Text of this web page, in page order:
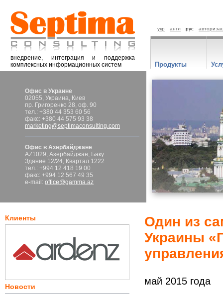
внедрение, интеграция и поддержка
комплексных информационных систем
укр англ рус
Офис в Украине
02055, Украина, Киев
пр. Григоренко 28, оф. 90
тел.: +380 44 353 60 56
факс: +380 44 575 93 38
marketing@septimaconsulting.com
Офис в Азербайджане
AZ1029, Азербайджан, Баку
Здание 12/24, Квартал 1222
тел.: +994 12 418 19 00
факс: +994 12 567 49 35
e-mail: office@gamma.az
Клиенты
Новости
Один из
Украины
май 2015 года
Продукты